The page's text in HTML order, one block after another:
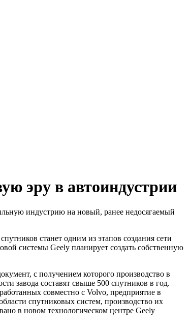
эру в автоиндустрии
индустрию на новый, ранее недосягаемый
станет одним из этапов создания сети
системы Geely планирует создать собственную
с получением которого производство в
завода составят свыше 500 спутников в год.
совместно с Volvo, предприятие в
спутниковых систем, производство их
в новом технологическом центре Geely